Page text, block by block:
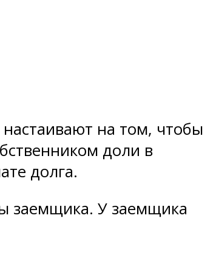
на том, чтобы
доли в
долга.
заемщика. У заемщика